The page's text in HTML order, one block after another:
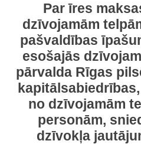
Par īres
dzīvojamām
pašvaldības
esošajās
pārvalda Rīgas
no dzīvojamām
personām,
dzīvokļa